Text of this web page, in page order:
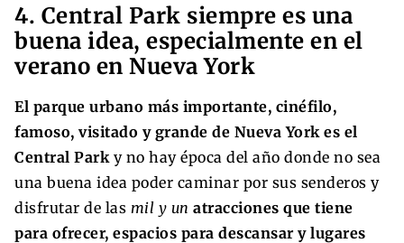
4. Central Park siempre es una
buena idea, especialmente en el
verano en Nueva York
El parque urbano más importante, cinéfilo,
famoso, visitado y grande de Nueva York es el
Central Park y no hay época del año donde no sea
una buena idea poder caminar por sus senderos y
disfrutar de las mil y un atracciones que tiene
para ofrecer, espacios para descansar y lugares